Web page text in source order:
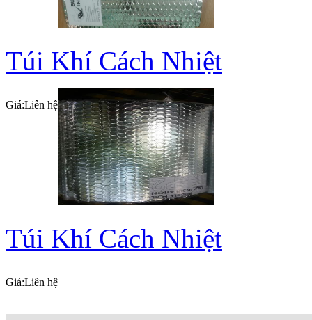
Túi Khí Cách Nhiệt
Giá:Liên hệ
Túi Khí Cách Nhiệt
Giá:Liên hệ